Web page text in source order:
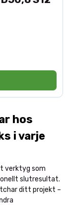
hos
i varje
verktyg som
slutresultat.
ditt projekt –